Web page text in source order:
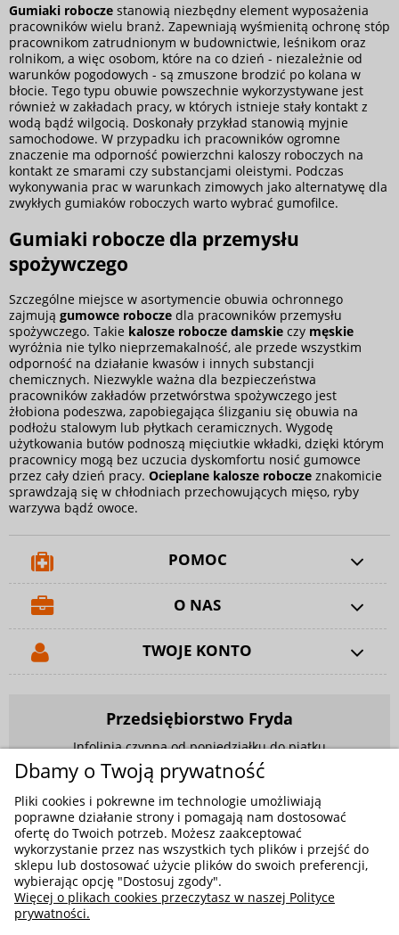
Gumiaki robocze stanowią niezbędny element wyposażenia
pracowników wielu branż. Zapewniają wyśmienitą ochronę stóp
pracownikom zatrudnionym w budownictwie, leśnikom oraz
rolnikom, a więc osobom, które na co dzień - niezależnie od
warunków pogodowych - są zmuszone brodzić po kolana w
błocie. Tego typu obuwie powszechnie wykorzystywane jest
również w zakładach pracy, w których istnieje stały kontakt z
wodą bądź wilgocią. Doskonały przykład stanowią myjnie
samochodowe. W przypadku ich pracowników ogromne
znaczenie ma odporność powierzchni kaloszy roboczych na
kontakt ze smarami czy substancjami oleistymi. Podczas
wykonywania prac w warunkach zimowych jako alternatywę dla
zwykłych gumiaków roboczych warto wybrać gumofilce.
Gumiaki robocze dla przemysłu
spożywczego
Szczególne miejsce w asortymencie obuwia ochronnego
zajmują gumowce robocze dla pracowników przemysłu
spożywczego. Takie kalosze robocze damskie czy męskie
wyróżnia nie tylko nieprzemakalność, ale przede wszystkim
odporność na działanie kwasów i innych substancji
chemicznych. Niezwykle ważna dla bezpieczeństwa
pracowników zakładów przetwórstwa spożywczego jest
żłobiona podeszwa, zapobiegająca ślizganiu się obuwia na
podłożu stalowym lub płytkach ceramicznych. Wygodę
użytkowania butów podnoszą mięciutkie wkładki, dzięki którym
pracownicy mogą bez uczucia dyskomfortu nosić gumowce
przez cały dzień pracy. Ocieplane kalosze robocze znakomicie
sprawdzają się w chłodniach przechowujących mięso, ryby
warzywa bądź owoce.
POMOC
O NAS
TWOJE KONTO
Przedsiębiorstwo Fryda
Infolinia czynna od poniedziałku do piątku
w godzinach 9.00 - 17.00
881 703 704
E-mail:sklep@fryda.com.pl
Sklepy stacjonarne:
ul. Składowa 26, 34-400 Nowy Targ
ul. Żywiecka 91, 43-300 Bielsko-Biała
Dbamy o Twoją prywatność
Pliki cookies i pokrewne im technologie umożliwiają
poprawne działanie strony i pomagają nam dostosować
ofertę do Twoich potrzeb. Możesz zaakceptować
wykorzystanie przez nas wszystkich tych plików i przejść do
sklepu lub dostosować użycie plików do swoich preferencji,
wybierając opcję "Dostosuj zgody".
Więcej o plikach cookies przeczytasz w naszej Polityce
prywatności.